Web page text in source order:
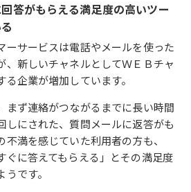
答がもらえる満足度の高いツー
ーサービスは電話やメールを使った
、新しいチャネルとしてＷＥＢチャ
企業が増加しています。
まず連絡がつながるまでに長い時間
しにされた、質問メールに返答がも
不満を感じていた利用者の方も、
ぐに答えてもらえる」とその満足度
です。